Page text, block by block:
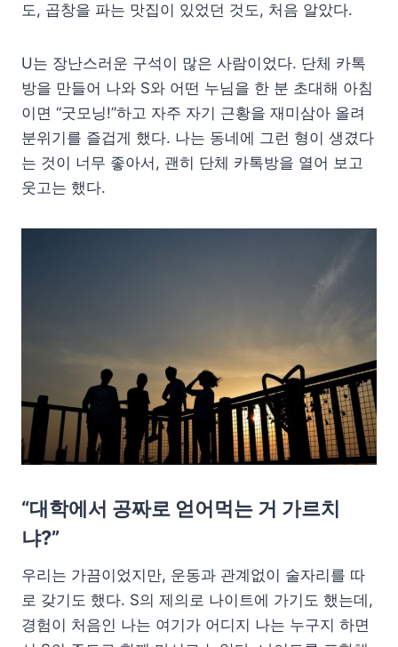
도, 곱창을 파는 맛집이 있었던 것도, 처음 알았다.
U는 장난스러운 구석이 많은 사람이었다. 단체 카톡
방을 만들어 나와 S와 어떤 누님을 한 분 초대해 아침
이면 “굿모닝!”하고 자주 자기 근황을 재미삼아 올려
분위기를 즐겁게 했다. 나는 동네에 그런 형이 생겼다
는 것이 너무 좋아서, 괜히 단체 카톡방을 열어 보고
웃고는 했다.
“대학에서 공짜로 얻어먹는 거 가르치
냐?”
우리는 가끔이었지만, 운동과 관계없이 술자리를 따
로 갖기도 했다. S의 제의로 나이트에 가기도 했는데,
경험이 처음인 나는 여기가 어디지 나는 누구지 하면